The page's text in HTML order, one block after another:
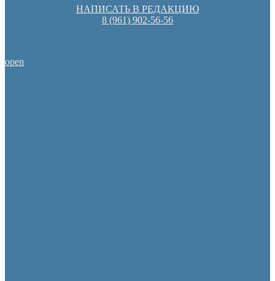
НАПИСАТЬ В РЕДАКЦИЮ
8 (961) 902-56-56
open